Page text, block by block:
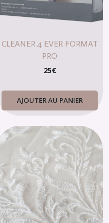
CLEANER 4 EVER FORMAT
PRO
25€
AJOUTER AU PANIER